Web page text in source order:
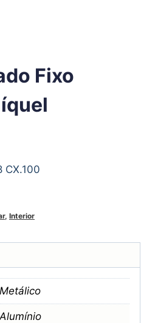
Fixo
CX.100
, Interior
Metálico
Alumínio